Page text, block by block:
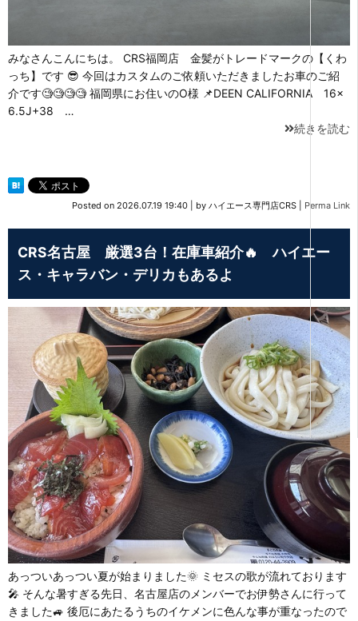
みなさんこんにちは。 CRS福岡店 金髪がトレードマークの【くわ
っち】です 😎 今回はカスタムのご依頼いただきましたお車のご紹
介です🧐🧐🧐🧐 福岡県にお住いのO様 📌DEEN CALIFORNIA 16×
6.5J+38 …
続きを読む
Posted on 2026.07.19 19:40 by ハイエース専門店CRS Perma Link
CRS名古屋 厳選3台！在庫車紹介🔥 ハイエー
ス・キャラバン・デリカもあるよ
あっついあっつい夏が始まりました🌞 ミセスの歌が流れております
🎤 そんな暑すぎる先日、名古屋店のメンバーでお伊勢さんに行って
きました🚙 後厄にあたるうちのイケメンに色んな事が重なったので